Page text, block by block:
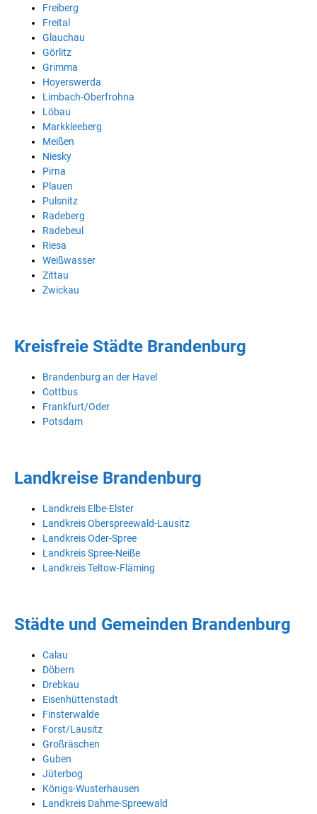
Freiberg
Freital
Glauchau
Görlitz
Grimma
Hoyerswerda
Limbach-Oberfrohna
Löbau
Markkleeberg
Meißen
Niesky
Pirna
Plauen
Pulsnitz
Radeberg
Radebeul
Riesa
Weißwasser
Zittau
Zwickau
Kreisfreie Städte Brandenburg
Brandenburg an der Havel
Cottbus
Frankfurt/Oder
Potsdam
Landkreise Brandenburg
Landkreis Elbe-Elster
Landkreis Oberspreewald-Lausitz
Landkreis Oder-Spree
Landkreis Spree-Neiße
Landkreis Teltow-Fläming
Städte und Gemeinden Brandenburg
Calau
Döbern
Drebkau
Eisenhüttenstadt
Finsterwalde
Forst/Lausitz
Großräschen
Guben
Jüterbog
Königs-Wusterhausen
Landkreis Dahme-Spreewald